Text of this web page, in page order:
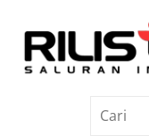
contentRilis